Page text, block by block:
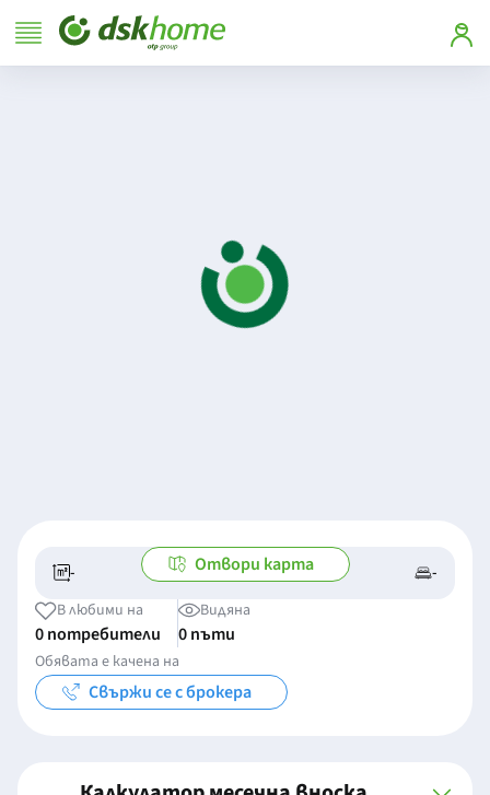
- -/- -
Отвори карта
В любими на
0 потребители
Видяна
0 пъти
Обявата е качена на
Свържи се с брокера